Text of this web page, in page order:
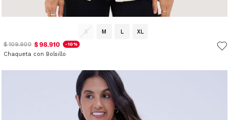
S M L
XL
$ 109.900 $ 98.910 -10%
Chaqueta con Bolsillo